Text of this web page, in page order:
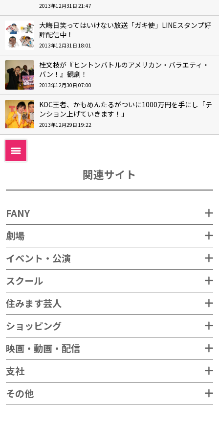
2013年12月31日 21:47
大晦日笑ってはいけない放送「ガキ使」LINEスタンプ好
評配信中！
2013年12月31日 18:01
桂文枝が『ヒントンバトルのアメリカン・バラエティ・
バン！』観劇！
2013年12月30日 07:00
KOC王者、かもめんたるがついに1000万円を手にし「テ
ンション上げていきます！」
2013年12月29日 19:22
関連サイト
FANY
劇場
イベント・公演
スクール
住みます芸人
ショッピング
映画・動画・配信
支社
その他